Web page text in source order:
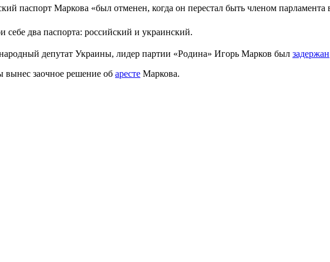
паспорт Маркова «был отменен, когда он перестал быть членом парламента
два паспорта: российский и украинский.
депутат Украины, лидер партии «Родина» Игорь Марков был задержан
вынес заочное решение об аресте Маркова.